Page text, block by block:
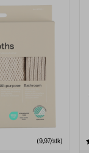
(9,97/stk)